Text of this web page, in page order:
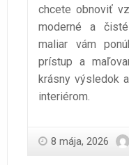
chcete obnoviť
moderné a
maliar vám
prístup a
krásny výsledok
interiérom.
8 mája, 2026